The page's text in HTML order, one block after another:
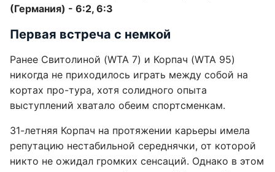
(Германия) - 6:2, 6:3
Первая встреча с немкой
Ранее Свитолиной (WTA 7) и Корпач (WTA 95)
никогда не приходилось играть между собой на
кортах про-тура, хотя солидного опыта
выступлений хватало обеим спортсменкам.
31-летняя Корпач на протяжении карьеры имела
репутацию нестабильной середнячки, от которой
никто не ожидал громких сенсаций. Однако в этом